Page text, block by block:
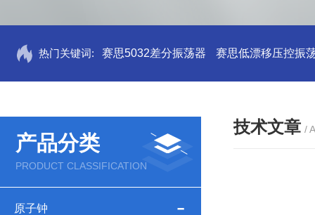
热门关键词: 赛思5032差分振荡器 赛思低漂移压控振
产品分类
PRODUCT CLASSIFICATION
原子钟
技术文章 /